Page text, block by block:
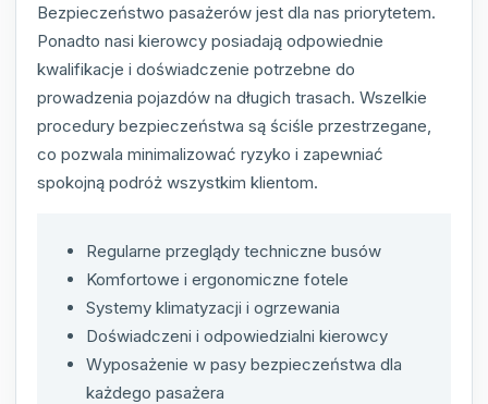
Bezpieczeństwo pasażerów jest dla nas priorytetem.
Ponadto nasi kierowcy posiadają odpowiednie
kwalifikacje i doświadczenie potrzebne do
prowadzenia pojazdów na długich trasach. Wszelkie
procedury bezpieczeństwa są ściśle przestrzegane,
co pozwala minimalizować ryzyko i zapewniać
spokojną podróż wszystkim klientom.
Regularne przeglądy techniczne busów
Komfortowe i ergonomiczne fotele
Systemy klimatyzacji i ogrzewania
Doświadczeni i odpowiedzialni kierowcy
Wyposażenie w pasy bezpieczeństwa dla
każdego pasażera